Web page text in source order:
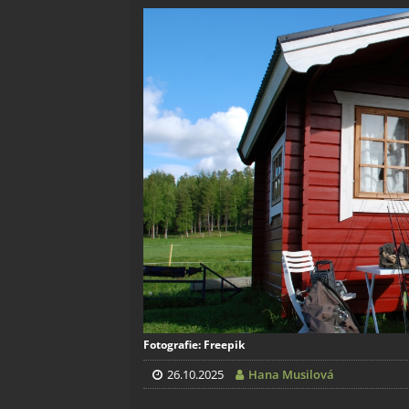
Fotografie: Freepik
26.10.2025 Hana Musilová